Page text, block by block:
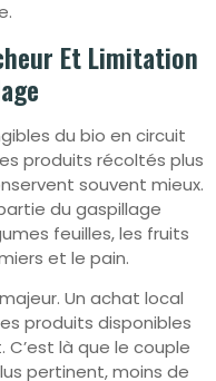
Et Limitation
du bio en circuit
produits récoltés plus
souvent mieux.
du gaspillage
feuilles, les fruits
et le pain.
Un achat local
produits disponibles
là que le couple
pertinent, moins de